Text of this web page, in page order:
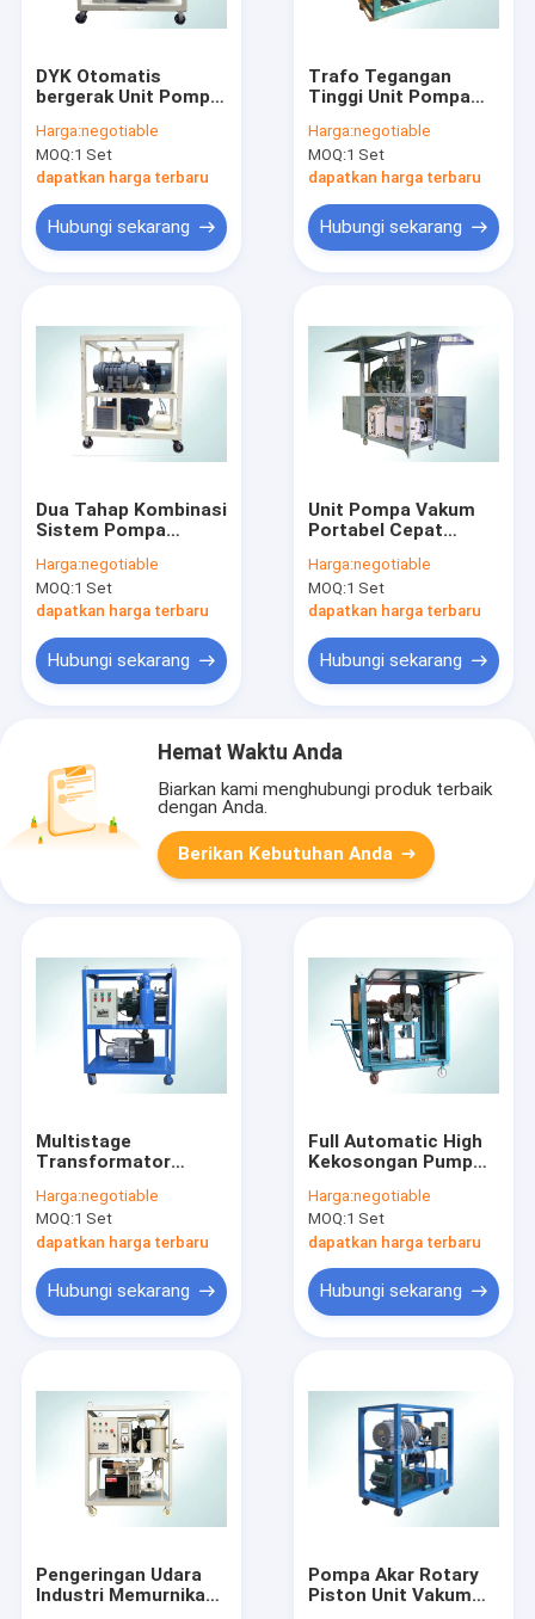
DYK Otomatis
bergerak Unit Pompa
On Line Kerja
Harga:negotiable
MOQ:1 Set
dapatkan harga terbaru
Hubungi sekarang
Trafo Tegangan
Tinggi Unit Pompa
Stasioner Atau
Bergerak
Harga:negotiable
MOQ:1 Set
dapatkan harga terbaru
Hubungi sekarang
Dua Tahap Kombinasi
Sistem Pompa
Peralatan Listrik
Pengering Udara
Harga:negotiable
MOQ:1 Set
dapatkan harga terbaru
Hubungi sekarang
Unit Pompa Vakum
Portabel Cepat
Tahap Ganda Hemat
Energi
Harga:negotiable
MOQ:1 Set
dapatkan harga terbaru
Hubungi sekarang
Hemat Waktu Anda
Biarkan kami menghubungi produk terbaik
dengan Anda.
Berikan Kebutuhan Anda
Multistage
Transformator
Units Kinerja Stabil
600 L / s
Harga:negotiable
MOQ:1 Set
dapatkan harga terbaru
Hubungi sekarang
Full Automatic High
Kekosongan Pump
Pengeringan Vakum
Transformator
Harga:negotiable
MOQ:1 Set
dapatkan harga terbaru
Hubungi sekarang
Pengeringan Udara
Industri Memurnikan
Pompa Akar Rotary
Piston Unit Vakum